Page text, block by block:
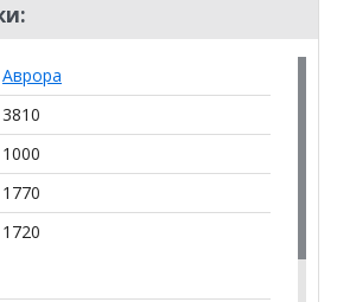
стильное дополнение к
решение для вашего дома.
повреждениям и прост
Тик-так
Независимый пружинный блок
Аврора
3810
1000
1770
1720